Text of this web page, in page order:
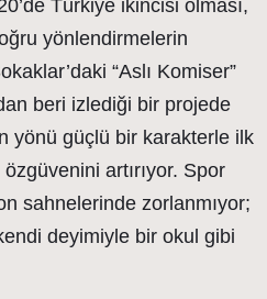
Türkiye ikincisi olması,
yönlendirmelerin
“Aslı Komiser”
beri izlediği bir projede
yönü güçlü bir karakterle ilk
artırıyor. Spor
sahnelerinde zorlanmıyor;
deyimiyle bir okul gibi